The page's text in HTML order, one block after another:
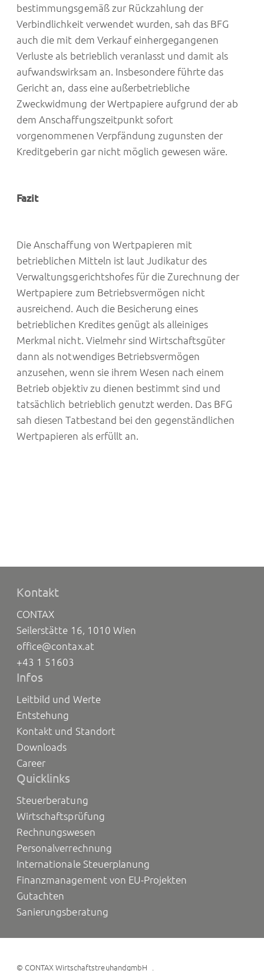
bestimmungsgemäß zur Rückzahlung der
Verbindlichkeit verwendet wurden, sah das BFG
auch die mit dem Verkauf einhergegangenen
Verluste als betrieblich veranlasst und damit als
aufwandswirksam an. Insbesondere führte das
Gericht an, dass eine außerbetriebliche
Zweckwidmung der Wertpapiere aufgrund der ab
dem Anschaffungszeitpunkt sofort
vorgenommenen Verpfändung zugunsten der
Kreditgeberin gar nicht möglich gewesen wäre.
Fazit
Die Anschaffung von Wertpapieren mit
betrieblichen Mitteln ist laut Judikatur des
Verwaltungsgerichtshofes für die Zurechnung der
Wertpapiere zum Betriebsvermögen nicht
ausreichend. Auch die Besicherung eines
betrieblichen Kredites genügt als alleiniges
Merkmal nicht. Vielmehr sind Wirtschaftsgüter
dann als notwendiges Betriebsvermögen
anzusehen, wenn sie ihrem Wesen nach einem
Betrieb objektiv zu dienen bestimmt sind und
tatsächlich betrieblich genutzt werden. Das BFG
sah diesen Tatbestand bei den gegenständlichen
Wertpapieren als erfüllt an.
Kontakt
CONTAX
Seilerstätte 16, 1010 Wien
office@contax.at
+43 1 51603
Infos
Leitbild und Werte
Entstehung
Kontakt und Standort
Downloads
Career
Quicklinks
Steuerberatung
Wirtschaftsprüfung
Rechnungswesen
Personalverrechnung
Internationale Steuerplanung
Finanzmanagement von EU-Projekten
Gutachten
Sanierungsberatung
©CONTAX WirtschaftstreuhandgmbH